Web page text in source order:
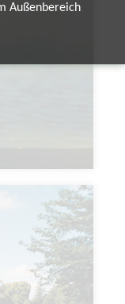
Außenbereich